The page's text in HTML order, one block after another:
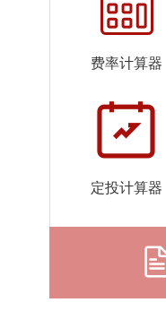
2026-
1.0173
2026-
1.0173
1.0167
07-20
1.0165
费率计算器
定投计算器